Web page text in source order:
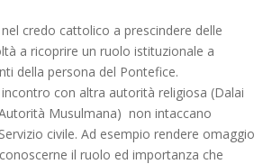
credo cattolico a prescindere delle
a ricoprire un ruolo istituzionale a
della persona del Pontefice.
con altra autorità religiosa (Dalai
Musulmana) non intaccano
civile. Ad esempio rendere omaggio
il ruolo ed importanza che